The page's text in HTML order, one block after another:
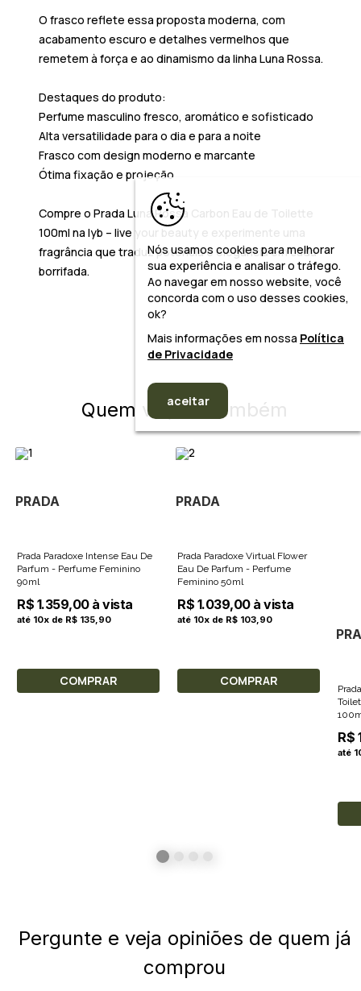
O frasco reflete essa proposta moderna, com
acabamento escuro e detalhes vermelhos que
remetem à força e ao dinamismo da linha Luna Rossa.
Destaques do produto:
Perfume masculino fresco, aromático e sofisticado
Alta versatilidade para o dia e para a noite
Frasco com design moderno e marcante
Ótima fixação e projeção
Compre o Prada Luna Rossa Carbon Eau de Toilette
100ml na lyb – live your beauty e experimente uma
fragrância que traduz potência e elegância em cada
borrifada.
Quem viu, viu também
PRADA
Prada Paradoxe Intense Eau De
Parfum - Perfume Feminino
90ml
R$ 1.359,00 à vista
até 10x de R$ 135,90
COMPRAR
PRADA
Prada Paradoxe Virtual Flower
Eau De Parfum - Perfume
Feminino 50ml
R$ 1.039,00 à vista
até 10x de R$ 103,90
COMPRAR
R$
até
Pergunte e veja opiniões de quem já
comprou
Nós usamos cookies para melhorar
sua experiência e analisar o tráfego.
Ao navegar em nosso website, você
concorda com o uso desses cookies,
ok?
Mais informações em nossa Política
de Privacidade
aceitar